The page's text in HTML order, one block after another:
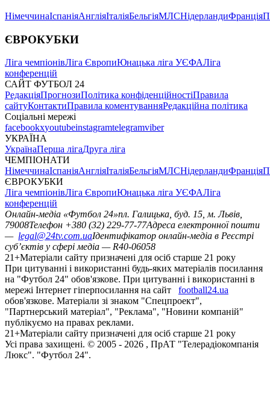
НімеччинаІспаніяАнгліяІталіяБельгіяМЛСНідерландиФранція
ЄВРОКУБКИ
Ліга чемпіонівЛіга ЄвропиЮнацька ліга УЄФАЛіга
конференцій
САЙТ ФУТБОЛ 24
РедакціяПрогнозиПолітика конфіденційностіПравила
сайтуКонтактиПравила коментуванняРедакційна політика
Соціальні мережі
facebookxyoutubeinstagramtelegramviber
УКРАЇНА
УкраїнаПерша лігаДруга ліга
ЧЕМПІОНАТИ
НімеччинаІспаніяАнгліяІталіяБельгіяМЛСНідерландиФранція
ЄВРОКУБКИ
Ліга чемпіонівЛіга ЄвропиЮнацька ліга УЄФАЛіга
конференцій
Онлайн-медіа «Футбол 24»пл. Галицька, буд. 15, м. Львів,
79008Телефон +380 (32) 229-77-77Адреса електронної пошти
— legal@24tv.com.uaІдентифікатор онлайн-медіа в Реєстрі
суб’єктів у сфері медіа — R40-06058
21+Матеріали сайту призначені для осіб старше 21 року
При цитуванні і використанні будь-яких матеріалів посилання
на "Футбол 24" обов'язкове. При цитуванні і використанні в
мережі Інтернет гіперпосилання на сайт
football24.ua
обов'язкове. Матеріали зі знаком "Спецпроект",
"Партнерський матеріал", "Реклама", "Новини компаній"
публікуємо на правах реклами.
21+Матеріали сайту призначені для осіб старше 21 року
Усi права захищенi. © 2005 - 2026 , ПрАТ "Телерадіокомпанія
Люкс". "Футбол 24".